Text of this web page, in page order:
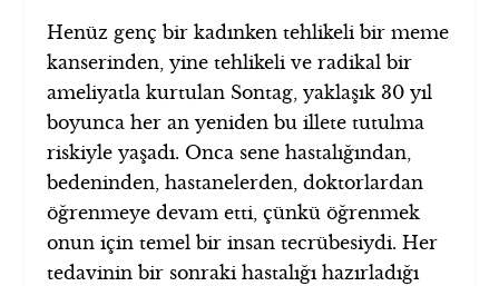
Henüz genç bir kadınken tehlikeli bir meme
kanserinden, yine tehlikeli ve radikal bir
ameliyatla kurtulan Sontag, yaklaşık 30 yıl
boyunca her an yeniden bu illete tutulma
riskiyle yaşadı. Onca sene hastalığından,
bedeninden, hastanelerden, doktorlardan
öğrenmeye devam etti, çünkü öğrenmek
onun için temel bir insan tecrübesiydi. Her
tedavinin bir sonraki hastalığı hazırladığı